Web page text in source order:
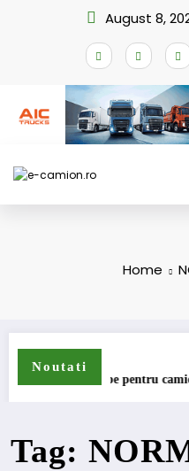
August 8,
Home
Noutati
de anvelope pentru camioane
Tag: